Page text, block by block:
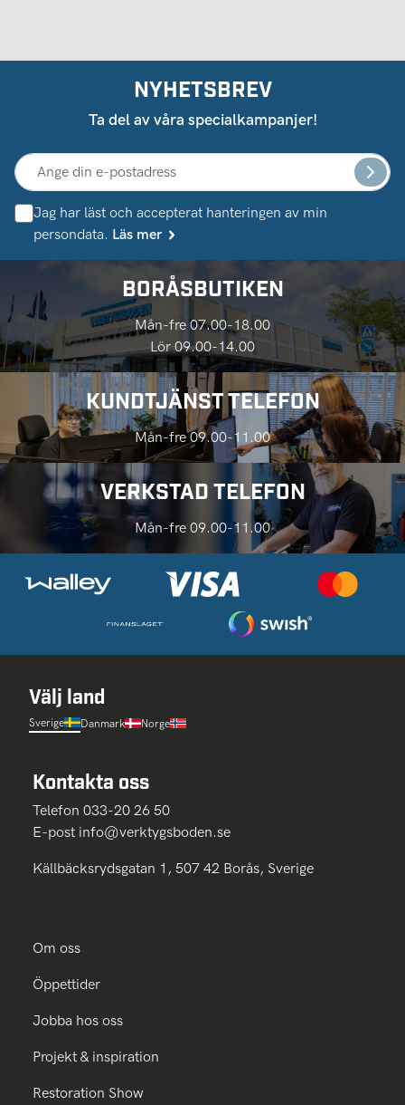
NYHETSBREV
Ta del av våra specialkampanjer!
Jag har läst och accepterat hanteringen av min
persondata. Läs mer
BORÅSBUTIKEN
Mån-fre 07.00-18.00
Lör 09.00-14.00
KUNDTJÄNST TELEFON
Mån-fre 09.00-11.00
VERKSTAD TELEFON
Mån-fre 09.00-11.00
Välj land
Sverige Danmark Norge
Kontakta oss
Telefon 033-20 26 50
E-post info@verktygsboden.se
Källbäcksrydsgatan 1, 507 42 Borås, Sverige
Om oss
Öppettider
Jobba hos oss
Projekt & inspiration
Restoration Show